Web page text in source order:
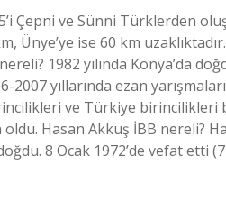
Çepni ve Sünni Türklerden
Ünye’ye ise 60 km
1982 yılında Konya’da
2007 yıllarında ezan
ve Türkiye birincilikleri
Hasan Akkuş İBB nereli?
8 Ocak 1972’de vefat etti